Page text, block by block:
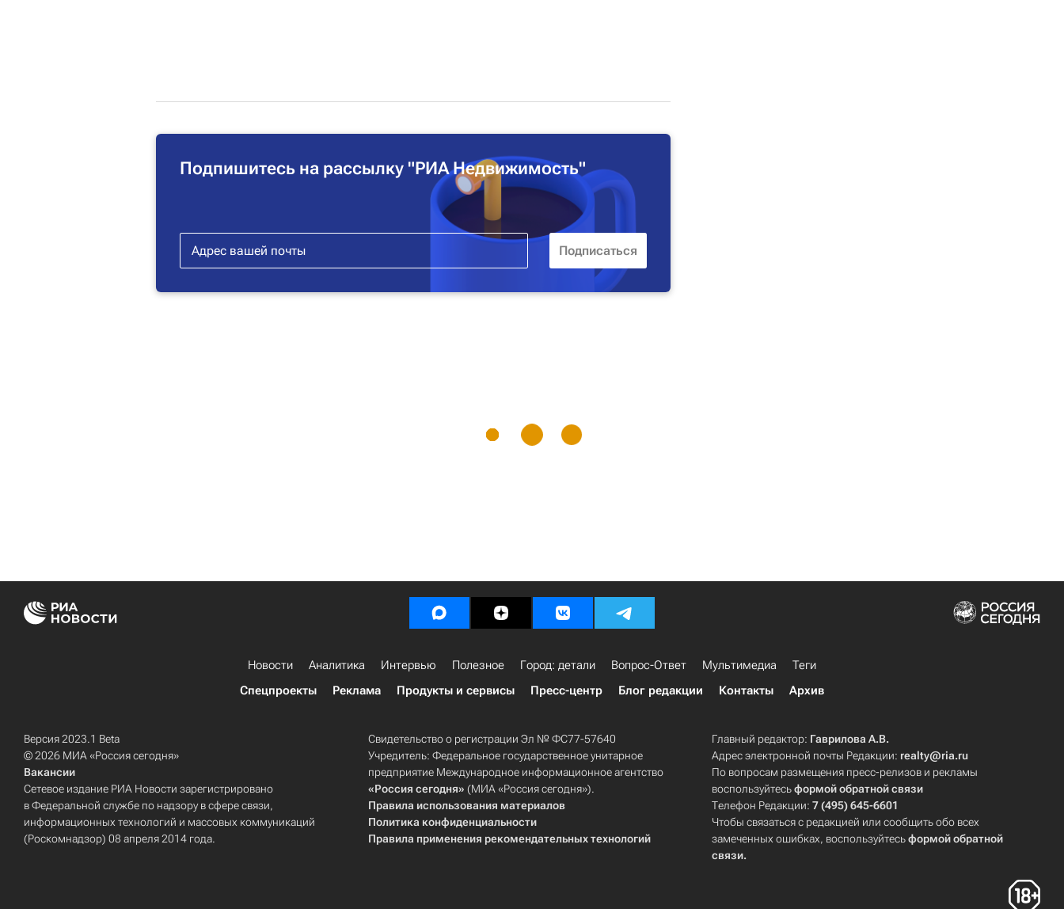
Подпишитесь на рассылку "РИА Недвижимость"
Новости Аналитика Интервью Полезное Город: детали Вопрос-Ответ Мультимедиа
Теги
Спецпроекты
Реклама Продукты и сервисы Пресс-центр Блог редакции Контакты Архив
Версия 2023.1 Beta
© 2026 МИА «Россия сегодня»
Вакансии
Сетевое издание РИА Новости зарегистрировано
в Федеральной службе по надзору в сфере связи,
информационных технологий и массовых коммуникаций
(Роскомнадзор) 08 апреля 2014 года.
Свидетельство о регистрации Эл № ФС77-57640
Учредитель: Федеральное государственное унитарное
предприятие Международное информационное агентство
«Россия сегодня» (МИА «Россия сегодня»).
Правила использования материалов
Политика конфиденциальности
Правила применения рекомендательных технологий
Главный редактор: Гаврилова А.В.
Адрес электронной почты Редакции: realty@ria.ru
По вопросам размещения пресс-релизов и рекламы
воспользуйтесьформой обратной связи
Телефон Редакции:7 (495) 645-6601
Чтобы связаться с редакцией или сообщить обо всех
замеченных ошибках, воспользуйтесьформой обратной
связи.